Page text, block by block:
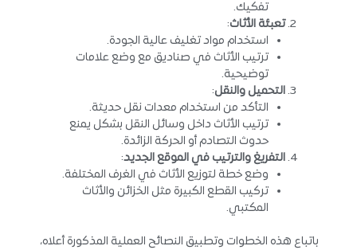
تفكيك.
تعبئة الأثاث:
استخدام مواد تغليف عالية الجودة.
ترتيب الأثاث في صناديق مع وضع علامات
توضيحية.
التحميل والنقل:
التأكد من استخدام معدات نقل حديثة.
ترتيب الأثاث داخل وسائل النقل بشكل يمنع
حدوث التصادم أو الحركة الزائدة.
التفريغ والترتيب في الموقع الجديد:
وضع خطة لتوزيع الأثاث في الغرف المختلفة.
تركيب القطع الكبيرة مثل الخزائن والأثاث
المكتبي.
باتباع هذه الخطوات وتطبيق النصائح العملية المذكورة أعلاه،